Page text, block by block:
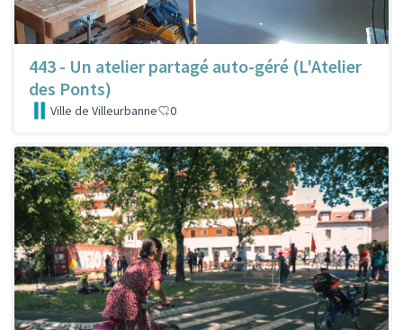
443 - Un atelier partagé auto-géré (L'Atelier
des Ponts)
Ville de Villeurbanne 0